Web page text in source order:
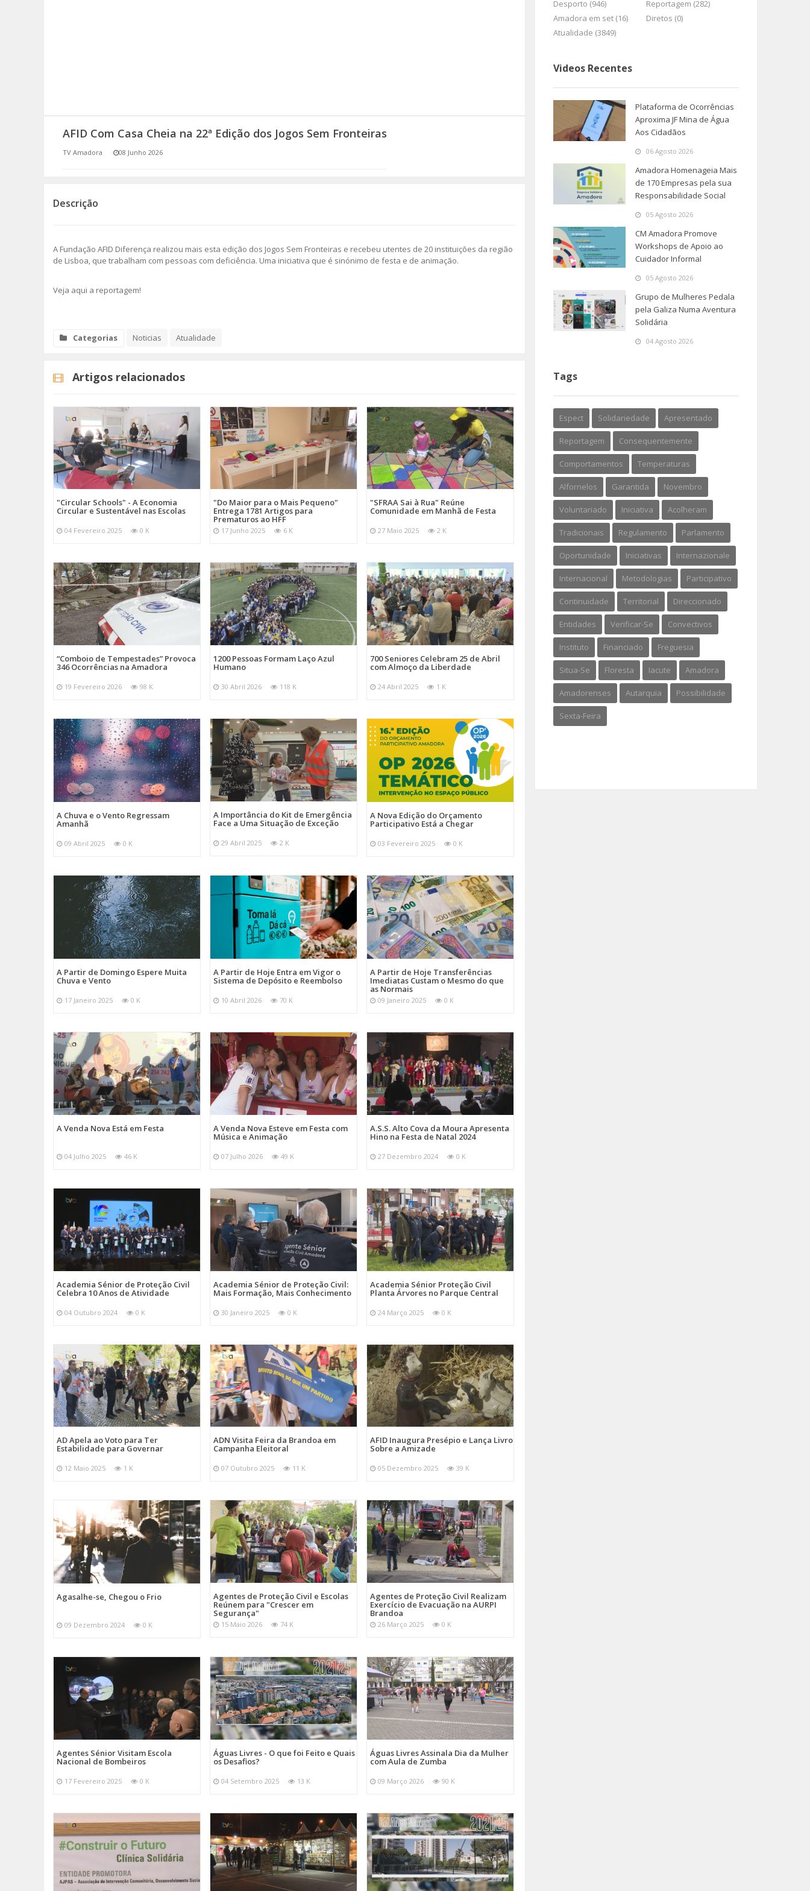
(RE) PENSAMENTOS
AFID Com Casa Cheia na 22ª Edição dos Jogos Sem Fronteiras
TV Amadora 08 Junho 2026
Descrição
A Fundação AFID Diferença realizou mais esta edição dos Jogos Sem Fronteiras e recebeu utentes de 20 instituições da região
de Lisboa, que trabalham com pessoas com deficiência. Uma iniciativa que é sinónimo de festa e de animação.
Veja aqui a reportagem!
Categorias Noticias Atualidade
Artigos relacionados
"Circular Schools" - A Economia
Circular e Sustentável nas Escolas
04 Fevereiro 2025 0 K
"Do Maior para o Mais Pequeno"
Entrega 1781 Artigos para
Prematuros ao HFF
17 Junho 2025 6 K
"SFRAA Sai à Rua" Reúne
Comunidade em Manhã de Festa
27 Maio 2025 2 K
“Comboio de Tempestades” Provoca
346 Ocorrências na Amadora
19 Fevereiro 2026 98 K
1200 Pessoas Formam Laço Azul
Humano
30 Abril 2026 118 K
700 Seniores Celebram 25 de Abril
com Almoço da Liberdade
24 Abril 2025 1 K
A Chuva e o Vento Regressam
Amanhã
09 Abril 2025 0 K
A Importância do Kit de Emergência
Face a Uma Situação de Exceção
29 Abril 2025 2 K
A Nova Edição do Orçamento
Participativo Está a Chegar
03 Fevereiro 2025 0 K
A Partir de Domingo Espere Muita
Chuva e Vento
17 Janeiro 2025 0 K
A Partir de Hoje Entra em Vigor o
Sistema de Depósito e Reembolso
10 Abril 2026 70 K
A Partir de Hoje Transferências
Imediatas Custam o Mesmo do que
as Normais
09 Janeiro 2025 0 K
A Venda Nova Está em Festa
04 Julho 2025 46 K
A Venda Nova Esteve em Festa com
Música e Animação
07 Julho 2026 49 K
A.S.S. Alto Cova da Moura Apresenta
Hino na Festa de Natal 2024
27 Dezembro 2024 0 K
Academia Sénior de Proteção Civil
Celebra 10 Anos de Atividade
04 Outubro 2024 0 K
Academia Sénior de Proteção Civil:
Mais Formação, Mais Conhecimento
30 Janeiro 2025 0 K
Academia Sénior Proteção Civil
Planta Árvores no Parque Central
24 Março 2025 0 K
AD Apela ao Voto para Ter
Estabilidade para Governar
12 Maio 2025 1 K
ADN Visita Feira da Brandoa em
Campanha Eleitoral
07 Outubro 2025 11 K
AFID Inaugura Presépio e Lança Livro
Sobre a Amizade
05 Dezembro 2025 39 K
Agasalhe-se, Chegou o Frio
09 Dezembro 2024 0 K
Agentes de Proteção Civil e Escolas
Reúnem para "Crescer em
Segurança"
15 Maio 2026 74 K
Agentes de Proteção Civil Realizam
Exercício de Evacuação na AURPI
Brandoa
26 Março 2025 0 K
Agentes Sénior Visitam Escola
Nacional de Bombeiros
17 Fevereiro 2025 0 K
Águas Livres - O que foi Feito e Quais
os Desafios?
04 Setembro 2025 13 K
Águas Livres Assinala Dia da Mulher
com Aula de Zumba
09 Março 2026 90 K
Desporto (946)
Reportagem (282)
Amadora em set (16)
Diretos (0)
Atualidade (3849)
Videos Recentes
Plataforma de Ocorrências
Aproxima JF Mina de Água
Aos Cidadãos
06 Agosto 2026
Amadora Homenageia Mais
de 170 Empresas pela sua
Responsabilidade Social
05 Agosto 2026
CM Amadora Promove
Workshops de Apoio ao
Cuidador Informal
05 Agosto 2026
Grupo de Mulheres Pedala
pela Galiza Numa Aventura
Solidária
04 Agosto 2026
Tags
Espect Solidariedade Apresentado
Reportagem Consequentemente
Comportamentos Temperaturas
Alfornelos Garantida Novembro
Voluntariado Iniciativa Acolheram
Tradicionais Regulamento Parlamento
Oportunidade Iniciativas Internazionale
Internacional Metodologias Participativo
Continuidade Territorial Direccionado
Entidades Verificar-Se Convectivos
Instituto Financiado Freguesia
Situa-Se Floresta Iacute Amadora
Amadorenses Autarquia Possibilidade
Sexta-Feira